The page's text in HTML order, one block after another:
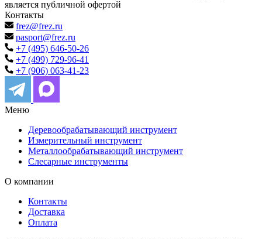
является публичной офертой
Контакты
frez@frez.ru
pasport@frez.ru
+7 (495) 646-50-26
+7 (499) 729-96-41
+7 (906) 063-41-23
Меню
Деревообрабатывающий инструмент
Измерительный инструмент
Металлообрабатывающий инструмент
Слесарные инструменты
О компании
Контакты
Доставка
Оплата